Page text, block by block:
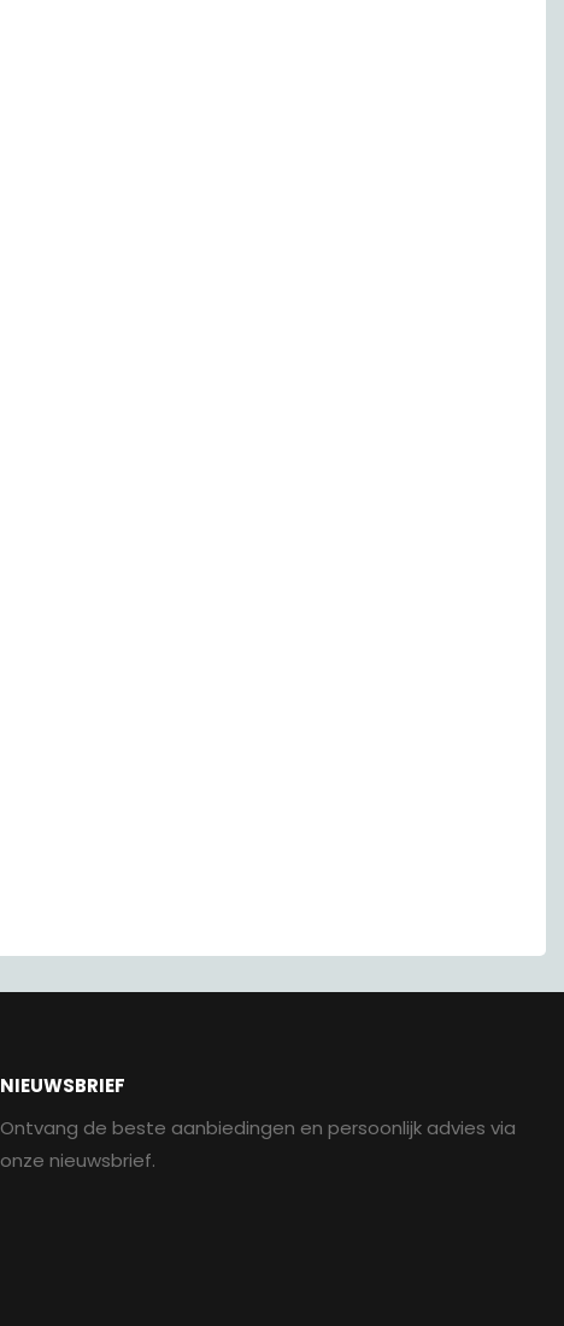
NIEUWSBRIEF
Ontvang de beste aanbiedingen en persoonlijk advies via
onze nieuwsbrief.